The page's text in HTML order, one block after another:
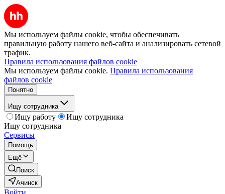
Мы используем файлы cookie, чтобы обеспечивать
правильную работу нашего веб-сайта и анализировать сетевой
трафик.
Правила использования файлов cookie
Мы используем файлы cookie. Правила использования
файлов cookie
Понятно
Ищу сотрудника
Ищу работу
Ищу сотрудника
Ищу сотрудника
Сервисы
Помощь
Ещё
Поиск
Ачинск
Войти